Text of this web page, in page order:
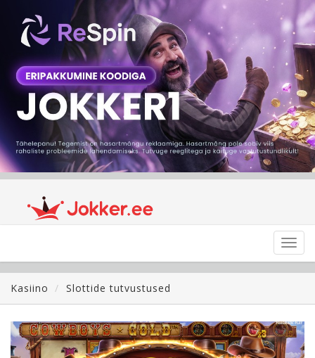
Kasiino
Slottide tutvustused